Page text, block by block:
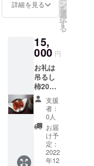
柿（長
10
個
5,000円
と思い
るし柿
の色に
ついて
はロッ
トに
よって
多少の
違いが
あるこ
とをご
了承く
ださ
い。
いただ
きま
す。
一人あ
たりの
料金で
すが、
お友達
または
家族（5
人ま
で）を
誘って
宿泊す
ること
も可能
です。
詳細を見る ン
を
選
択
す
る
15,
000 円
お礼は
吊るし
柿20個
と吊る
し柿作
り体験
（10
個）で
す。 ・
吊るし
柿用の
支援
者：
0人
お届
け予
定：
2022
年12